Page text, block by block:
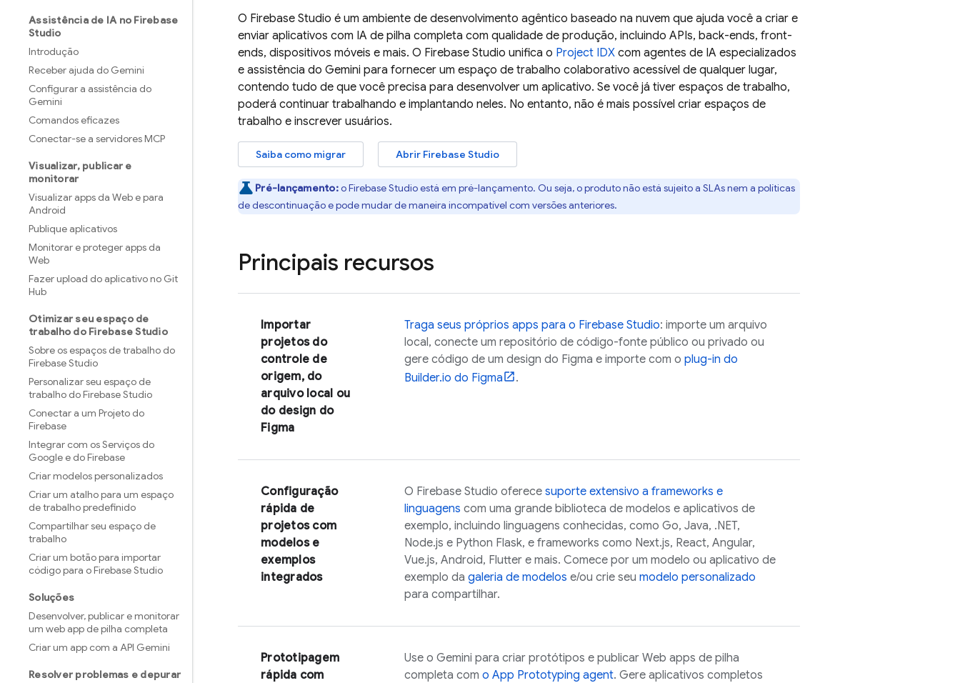
Assistência de IA no Firebase
Studio
Introdução
Receber ajuda do Gemini
Configurar a assistência do
Gemini
Comandos eficazes
Conectar-se a servidores MCP
Visualizar,publicar e
monitorar
Visualizar apps da Web e para
Android
Publique aplicativos
Monitorar e proteger apps da
Web
Fazer upload do aplicativo no Git
Hub
Otimizar seu espaço de
trabalho do Firebase Studio
Sobre os espaços de trabalho do
Firebase Studio
Personalizar seu espaço de
trabalho do Firebase Studio
Conectar a um Projeto do
Firebase
Integrar com os Serviços do
Google e do Firebase
Criar modelos personalizados
Criar um atalho para um espaço
de trabalho predefinido
Compartilhar seu espaço de
trabalho
Criar um botão para importar
código para o Firebase Studio
Soluções
Desenvolver,publicar e monitorar
um web app de pilha completa
Criar um app com a API Gemini
Resolver problemas e depurar
O Firebase Studio é um ambiente de desenvolvimento agêntico baseado na nuvem que ajuda você a criar e
enviar aplicativos com IA de pilha completa com qualidade de produção, incluindo APIs, back-ends, front-
ends, dispositivos móveis e mais. O Firebase Studio unifica o Project IDX com agentes de IA especializados
e assistência do Gemini para fornecer um espaço de trabalho colaborativo acessível de qualquer lugar,
contendo tudo de que você precisa para desenvolver um aplicativo. Se você já tiver espaços de trabalho,
poderá continuar trabalhando e implantando neles. No entanto, não é mais possível criar espaços de
trabalho e inscrever usuários.
Saiba como migrar Abrir Firebase Studio
Pré-lançamento:oFirebase Studioestá em pré-lançamento. Ou seja, o produto não está sujeito a SLAs nem a políticas
de descontinuação e pode mudar de maneira incompatível com versões anteriores.
Principais recursos
Importar
projetos do
controle de
origem, do
arquivo local ou
do design do
Figma
Traga seus próprios apps para o Firebase Studio: importe um arquivo
local, conecte um repositório de código-fonte público ou privado ou
gere código de um design do Figma e importe com o plug-in do
Builder.io do Figma
.
Configuração
rápida de
projetos com
modelos e
exemplos
integrados
O Firebase Studio oferece suporte extensivo a frameworks e
linguagens com uma grande biblioteca de modelos e aplicativos de
exemplo, incluindo linguagens conhecidas, como Go, Java, .NET,
Node.js e Python Flask, e frameworks como Next.js, React, Angular,
Vue.js, Android, Flutter e mais. Comece por um modelo ou aplicativo de
exemplo da galeria de modelos e/ou crie seu modelo personalizado
para compartilhar.
Prototipagem
rápida com
Use o Gemini para criar protótipos e publicar Web apps de pilha
completa com o App Prototyping agent. Gere aplicativos completos